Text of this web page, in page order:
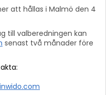
att hållas i Malmö den 4
till valberedningen kan
senast två månader före